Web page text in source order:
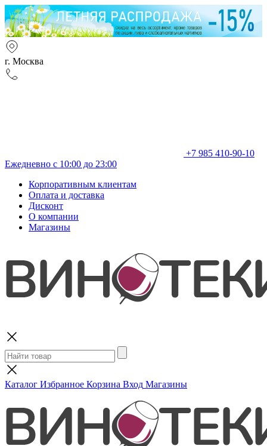
г. Москва
+7 985 410-90-10
Ежедневно с 10:00 до 23:00
Корпоративным клиентам
Оплата и доставка
Дисконт
О компании
Магазины
Каталог Избранное Корзина Вход Магазины